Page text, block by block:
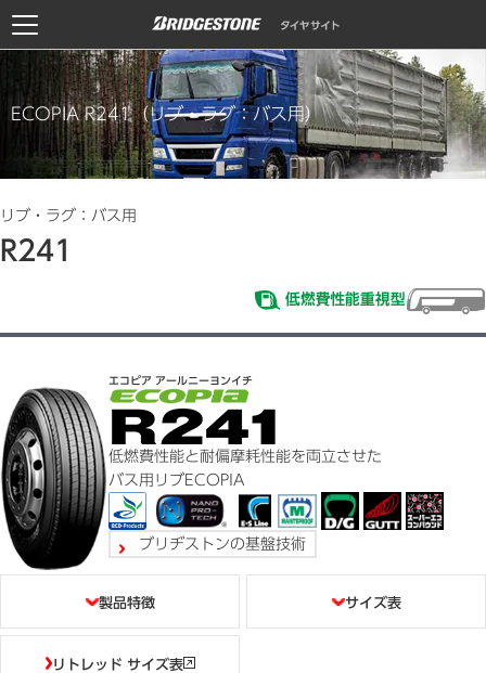
ECOPIA R241（リブ・ラグ：バス用）
リブ・ラグ：バス用
R241
エコピア アールニーヨンイチ
低燃費性能と耐偏摩耗性能を両立させた
バス用リブECOPIA
ブリヂストンの基盤技術
製品特徴 サイズ表
リトレッド サイズ表